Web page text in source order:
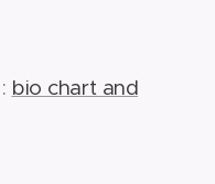
: bio chart and